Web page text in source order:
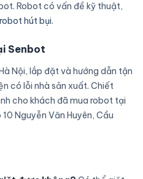
Robot có vấn đề kỹ thuật,
hút bụi.
Senbot
Nội, lắp đặt và hướng dẫn tận
có lỗi nhà sản xuất. Chiết
cho khách đã mua robot tại
Nguyễn Văn Huyên, Cầu